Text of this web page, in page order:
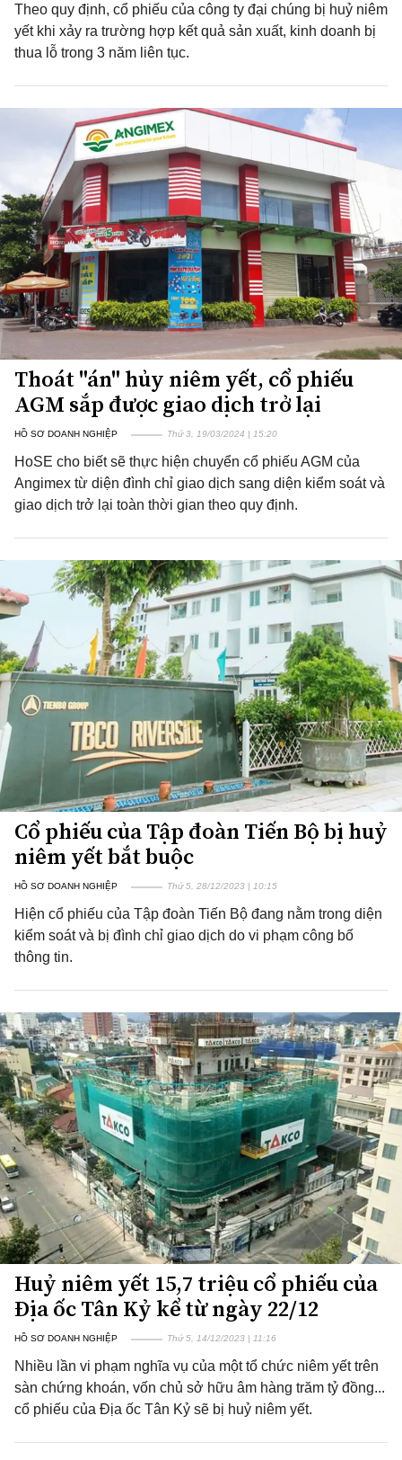
Theo quy định, cổ phiếu của công ty đại chúng bị huỷ niêm
yết khi xảy ra trường hợp kết quả sản xuất, kinh doanh bị
thua lỗ trong 3 năm liên tục.
Thoát "án" hủy niêm yết, cổ phiếu
AGM sắp được giao dịch trở lại
HỒ SƠ DOANH NGHIỆP Thứ 3, 19/03/2024 | 15:20
HoSE cho biết sẽ thực hiện chuyển cổ phiếu AGM của
Angimex từ diện đình chỉ giao dịch sang diện kiểm soát và
giao dịch trở lại toàn thời gian theo quy định.
Cổ phiếu của Tập đoàn Tiến Bộ bị huỷ
niêm yết bắt buộc
HỒ SƠ DOANH NGHIỆP Thứ 5, 28/12/2023 | 10:15
Hiện cổ phiếu của Tập đoàn Tiến Bộ đang nằm trong diện
kiểm soát và bị đình chỉ giao dịch do vi phạm công bố
thông tin.
Huỷ niêm yết 15,7 triệu cổ phiếu của
Địa ốc Tân Kỷ kể từ ngày 22/12
HỒ SƠ DOANH NGHIỆP Thứ 5, 14/12/2023 | 11:16
Nhiều lần vi phạm nghĩa vụ của một tổ chức niêm yết trên
sàn chứng khoán, vốn chủ sở hữu âm hàng trăm tỷ đồng...
cổ phiếu của Địa ốc Tân Kỷ sẽ bị huỷ niêm yết.